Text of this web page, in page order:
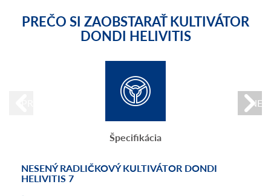
PREČO SI ZAOBSTARAŤ KULTIVÁTOR
DONDI HELIVITIS
Špecifikácia
NESENÝ RADLIČKOVÝ KULTIVÁTOR DONDI
HELIVITIS 7
DONDI HELIVITIS TABUĽKA
DONDI HELIVITIS VYBAVENIE